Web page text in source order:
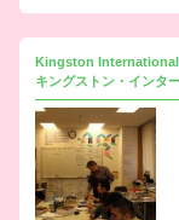
Kingston
キングストン・インタ